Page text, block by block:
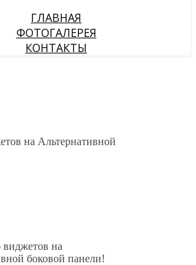
ГЛАВНАЯ
ФОТОГАЛЕРЕЯ
КОНТАКТЫ
на Альтернативной
на
боковой панели!